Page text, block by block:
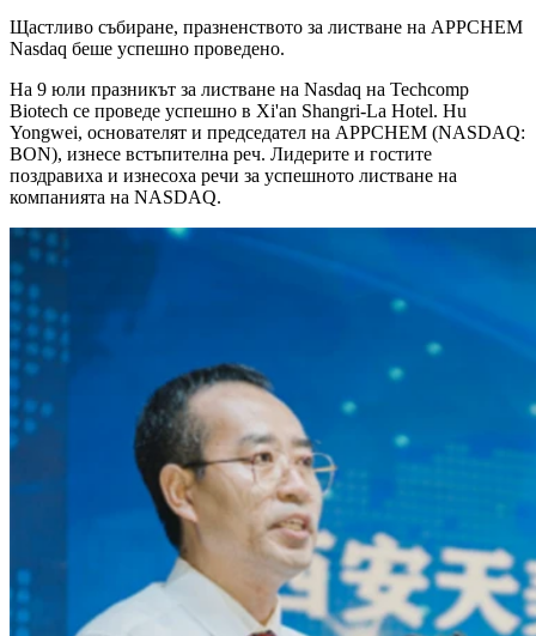
Щастливо събиране, празненството за листване на APPCHEM
Nasdaq беше успешно проведено.
На 9 юли празникът за листване на Nasdaq на Techcomp
Biotech се проведе успешно в Xi'an Shangri-La Hotel. Hu
Yongwei, основателят и председател на APPCHEM (NASDAQ:
BON), изнесе встъпителна реч. Лидерите и гостите
поздравиха и изнесоха речи за успешното листване на
компанията на NASDAQ.